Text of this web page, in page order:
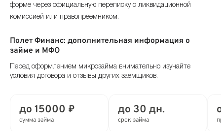
форме через официальную переписку с ликвидационной
комиссией или правопреемником.
Полет Финанс: дополнительная информация о
займе и МФО
Перед оформлением микрозайма внимательно изучайте
условия договора и отзывы других заемщиков.
до 15000 ₽
сумма займа
до 30 дн.
срок займа